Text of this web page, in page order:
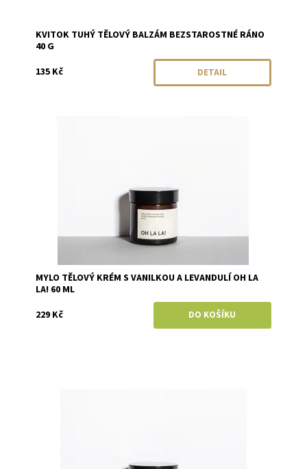
KVITOK TUHÝ TĚLOVÝ BALZÁM BEZSTAROSTNÉ RÁNO
40 G
135 Kč
DETAIL
MYLO TĚLOVÝ KRÉM S VANILKOU A LEVANDULÍ OH LA
LA! 60 ML
229 Kč